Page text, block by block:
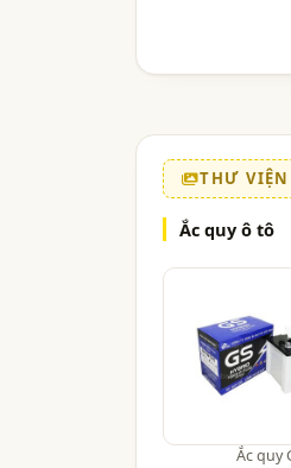
THƯ
Ắc quy ô tô
Ắc quy